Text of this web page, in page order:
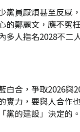
員厭煩甚至反
鄭麗文，應不
人指名2028不
合，爭取2026
力，要與人合
的建設」決定